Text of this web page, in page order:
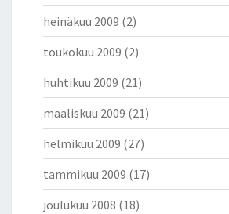
heinäkuu 2009 (2)
toukokuu 2009 (2)
huhtikuu 2009 (21)
maaliskuu 2009 (21)
helmikuu 2009 (27)
tammikuu 2009 (17)
joulukuu 2008 (18)